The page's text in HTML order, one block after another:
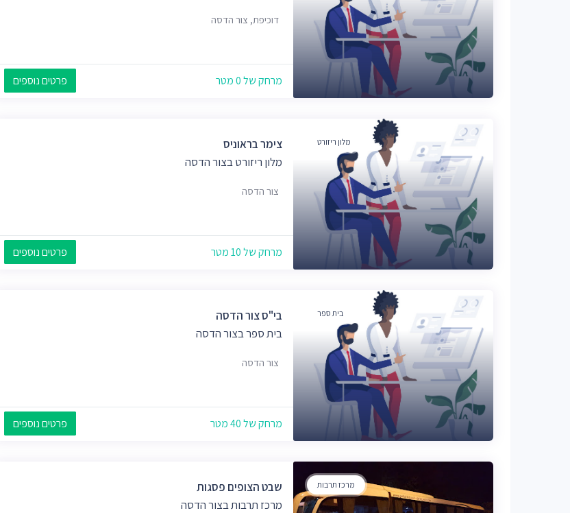
דוכיפת, צור הדסה
מרחק של 0 מטר פרטים נוספים
מלון ריזורט
צימר בראוניס
מלון ריזורט בצור הדסה
צור הדסה
מרחק של 10 מטר פרטים נוספים
בית ספר
בי"ס צור הדסה
בית ספר בצור הדסה
צור הדסה
מרחק של 40 מטר פרטים נוספים
מרכז תרבות
שבט הצופים פסגות
מרכז תרבות בצור הדסה